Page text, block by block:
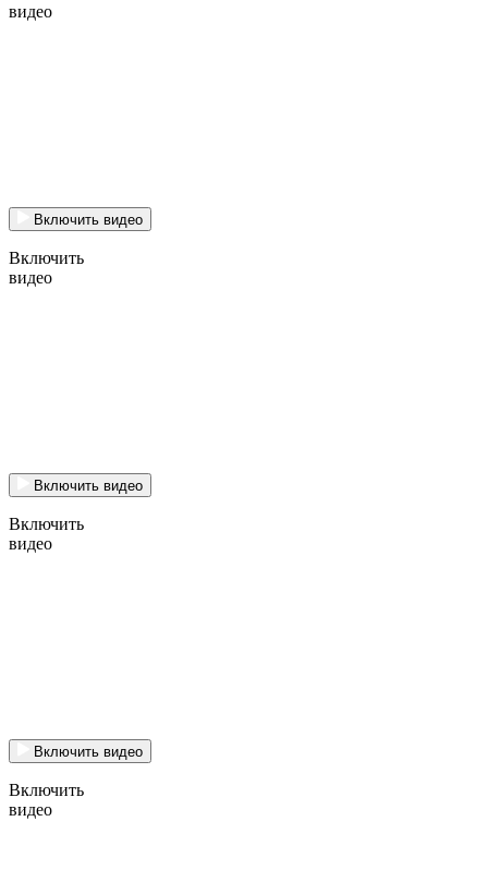
видео
Включить видео
Включить
видео
Включить видео
Включить
видео
Включить видео
Включить
видео